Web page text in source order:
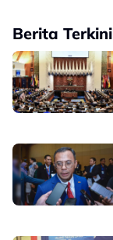
Berita Terkini